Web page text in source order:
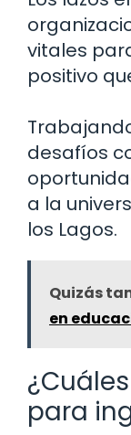
vitales
positivo
desafíos
a la
los Lagos.
Quizás
en
para